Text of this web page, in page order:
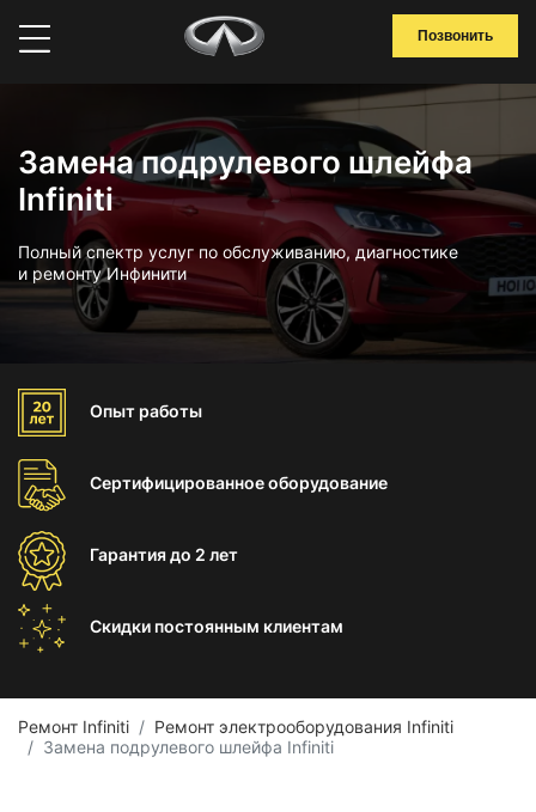
Позвонить
Замена подрулевого шлейфа
Infiniti
Полный спектр услуг по обслуживанию, диагностике
и ремонту Инфинити
Опыт работы
Сертифицированноеоборудование
Гарантиядо 2 лет
Скидки постоянным клиентам
Ремонт Infiniti
Ремонт электрооборудования Infiniti
Замена подрулевого шлейфа Infiniti